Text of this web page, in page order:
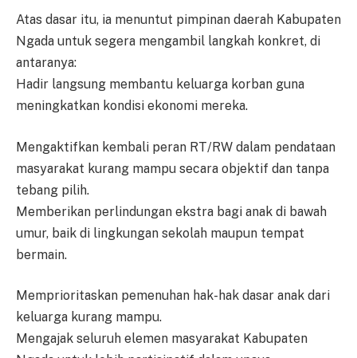
Atas dasar itu, ia menuntut pimpinan daerah Kabupaten
Ngada untuk segera mengambil langkah konkret, di
antaranya:
Hadir langsung membantu keluarga korban guna
meningkatkan kondisi ekonomi mereka.
Mengaktifkan kembali peran RT/RW dalam pendataan
masyarakat kurang mampu secara objektif dan tanpa
tebang pilih.
Memberikan perlindungan ekstra bagi anak di bawah
umur, baik di lingkungan sekolah maupun tempat
bermain.
Memprioritaskan pemenuhan hak-hak dasar anak dari
keluarga kurang mampu.
Mengajak seluruh elemen masyarakat Kabupaten